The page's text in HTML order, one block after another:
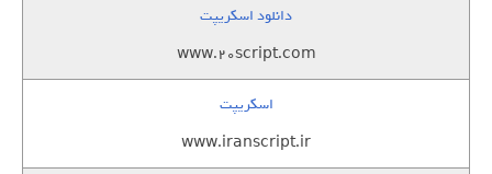
دانلود اسکریپت
www.20script.com
اسکریپت
www.iranscript.ir